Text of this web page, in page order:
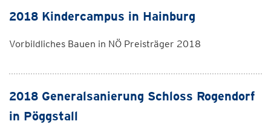
2018 Kindercampus in Hainburg
Vorbildliches Bauen in NÖ Preisträger 2018
2018 Generalsanierung Schloss Rogendorf
in Pöggstall